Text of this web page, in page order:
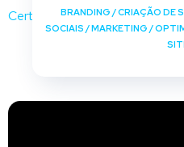
BRANDING /CRIAÇÃO DE
SOCIAIS /MARKETING /